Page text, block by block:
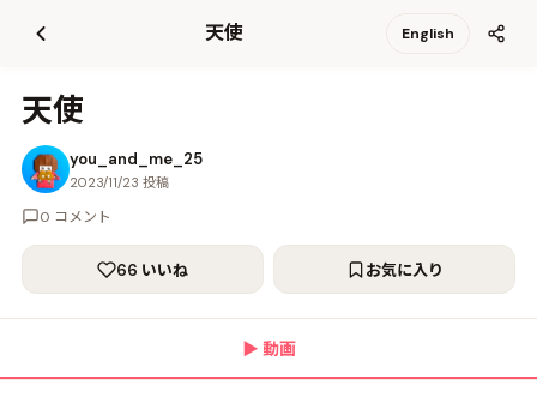
天使 English
天使
you_and_me_25
2023/11/23 投稿
0 コメント
66 いいね お気に入り
▶ 動画